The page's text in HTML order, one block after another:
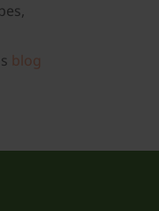
blog